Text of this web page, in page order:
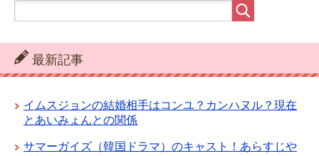
最新記事
イムスジョンの結婚相手はコンユ？カンハヌル？現在
とあいみょんとの関係
サマーガイズ（韓国ドラマ）のキャスト！あらすじや